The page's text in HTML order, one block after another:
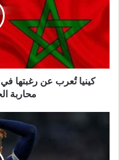
رغبتها
الاستفادة
من
المغرب
كينيا تُعرب عن رغبتها
محاربة